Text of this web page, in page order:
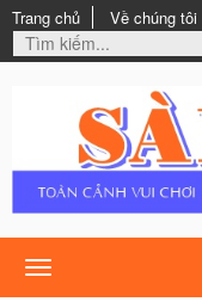
Trang chủ Về chúng tôi
Toggle
navigation